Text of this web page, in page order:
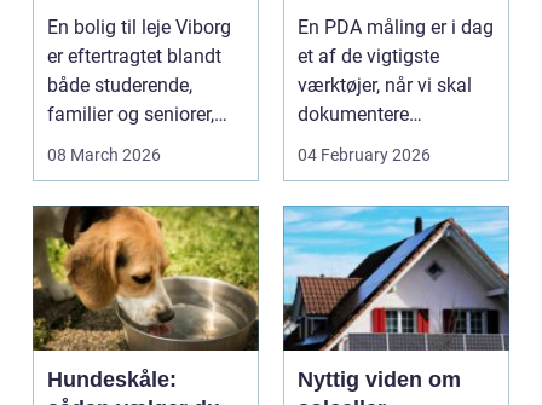
lejlighed
En bolig til leje Viborg
er eftertragtet blandt
både studerende,
familier og seniorer,
fordi b...
08 March 2026
dokumenteret
bæreevne
En PDA måling er i dag
et af de vigtigste
værktøjer, når vi skal
dokumentere
bæreevnen af pæle til
04 February 2026
Hundeskåle:
Nyttig viden om